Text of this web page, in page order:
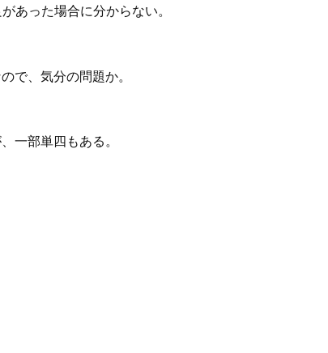
あった場合に分からない。
で、気分の問題か。
一部単四もある。